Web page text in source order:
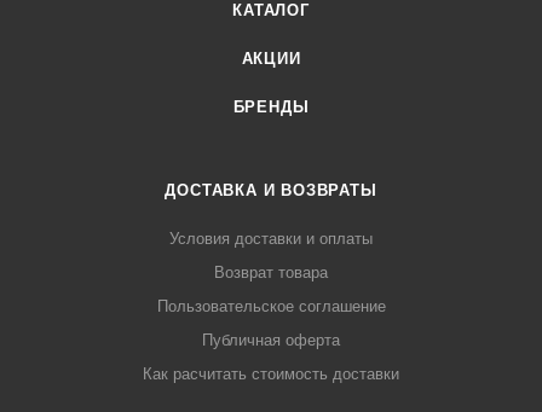
КАТАЛОГ
АКЦИИ
БРЕНДЫ
ДОСТАВКА И ВОЗВРАТЫ
Условия доставки и оплаты
Возврат товара
Пользовательское соглашение
Публичная оферта
Как расчитать стоимость доставки